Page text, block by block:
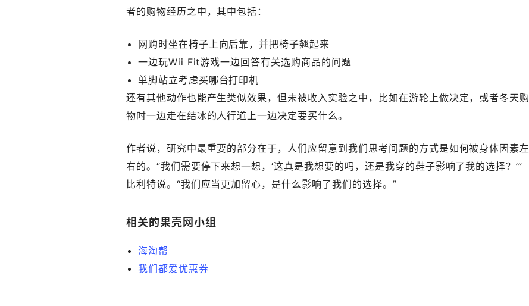
者的购物经历之中，其中包括：
网购时坐在椅子上向后靠，并把椅子翘起来
一边玩Wii Fit游戏一边回答有关选购商品的问题
单脚站立考虑买哪台打印机
还有其他动作也能产生类似效果，但未被收入实验之中，比如在游轮上做决定，或者冬天购
物时一边走在结冰的人行道上一边决定要买什么。
作者说，研究中最重要的部分在于，人们应留意到我们思考问题的方式是如何被身体因素左
右的。“我们需要停下来想一想，‘这真是我想要的吗，还是我穿的鞋子影响了我的选择？’”
比利特说。“我们应当更加留心，是什么影响了我们的选择。”
相关的果壳网小组
海淘帮
我们都爱优惠券